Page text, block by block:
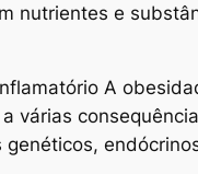
nutrientes e
A
várias